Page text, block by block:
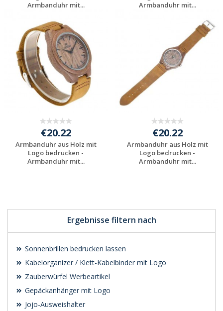
Ergebnisse filtern nach
Sonnenbrillen bedrucken lassen
Kabelorganizer / Klett-Kabelbinder mit Logo
Zauberwürfel Werbeartikel
Gepäckanhänger mit Logo
Jojo-Ausweishalter
Armbanduhr mit...
Jetzt Angebot
anfordern
Armbanduhr mit...
€20.22
Armbanduhr aus Holz mit
Logo bedrucken -
Armbanduhr mit...
€20.22
Armbanduhr aus Holz mit
Logo bedrucken -
Armbanduhr mit...